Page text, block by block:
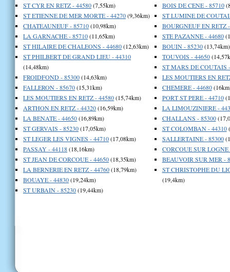
ST CYR EN RETZ - 44580(7,55km)
ST ETIENNE DE MER MORTE - 44270(9,36km)
CHATEAUNEUF - 85710(10,98km)
LA GARNACHE - 85710(11,65km)
ST HILAIRE DE CHALEONS - 44680(12,63km)
ST PHILBERT DE GRAND LIEU - 44310
(14,48km)
FROIDFOND - 85300(14,63km)
FALLERON - 85670(15,31km)
LES MOUTIERS EN RETZ - 44580(15,74km)
ARTHON EN RETZ - 44320(16,59km)
LA BENATE - 44650(16,89km)
ST GERVAIS - 85230(17,05km)
ST LEGER LES VIGNES - 44710(17,08km)
PASSAY - 44118(18,16km)
ST JEAN DE CORCOUE - 44650(18,35km)
LA BERNERIE EN RETZ - 44760(18,79km)
BOUAYE - 44830(19,24km)
ST URBAIN - 85230(19,44km)
BOIS DE CENE - 85710
ST LUMINE DE
BOURGNEUF EN RETZ
STE PAZANNE - 44680
BOUIN - 85230(13,74km)
TOUVOIS - 44650
ST MARS DE COUTAIS
LES MOUTIERS EN
CHEMERE - 44680
PORT ST PERE - 44710
LA LIMOUZINIERE -
CHALLANS - 85300
ST COLOMBAN - 44310
SALLERTAINE - 85300
CORCOUE SUR LOGNE
BEAUVOIR SUR MER -
ST CHRISTOPHE DU
(19,4km)